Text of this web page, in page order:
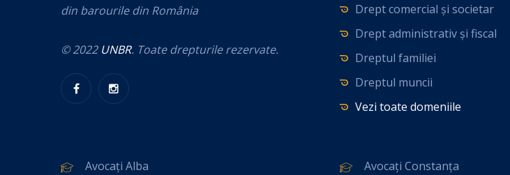
din barourile din România
© 2022 UNBR. Toate drepturile rezervate.
Drept comercial și societar
Drept administrativ și fiscal
Dreptul familiei
Dreptul muncii
Vezi toate domeniile
Avocați Alba
Avocați Constanța